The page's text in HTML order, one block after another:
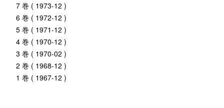
7 巻 ( 1973-12 )
6 巻 ( 1972-12 )
5 巻 ( 1971-12 )
4 巻 ( 1970-12 )
3 巻 ( 1970-02 )
2 巻 ( 1968-12 )
1 巻 ( 1967-12 )